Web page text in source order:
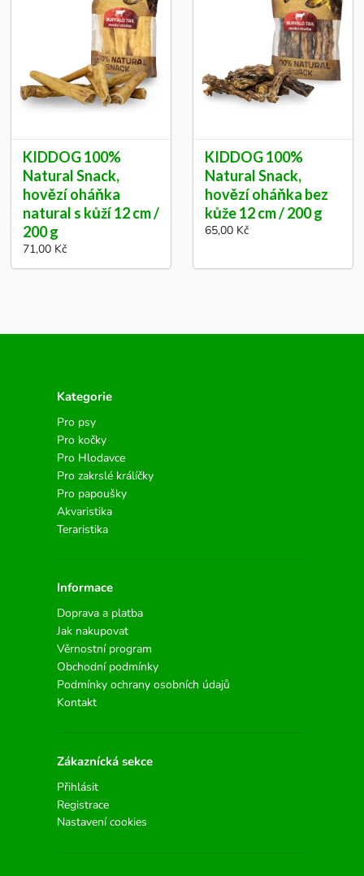
KIDDOG 100%
Natural Snack,
hovězí oháňka
natural s kůží 12 cm /
200 g
71,00 Kč
KIDDOG 100%
Natural Snack,
hovězí oháňka bez
kůže 12 cm / 200 g
65,00 Kč
Kategorie
Pro psy
Pro kočky
Pro Hlodavce
Pro zakrslé králíčky
Pro papoušky
Akvaristika
Teraristika
Informace
Doprava a platba
Jak nakupovat
Věrnostní program
Obchodní podmínky
Podmínky ochrany osobních údajů
Kontakt
Zákaznícká sekce
Přihlásit
Registrace
Nastavení cookies